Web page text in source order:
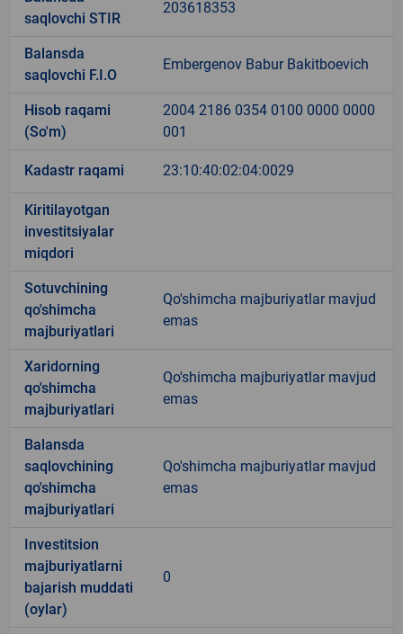
saqlovchi STIR
203618353
Balansda
saqlovchi F.I.O
Embergenov Babur Bakitboevich
Hisob raqami
(So'm)
2004 2186 0354 0100 0000 0000
001
Kadastr raqami 23:10:40:02:04:0029
Kiritilayotgan
investitsiyalar
miqdori
Sotuvchining
qo'shimcha
majburiyatlari
Qo'shimcha majburiyatlar mavjud
emas
Xaridorning
qo'shimcha
majburiyatlari
Qo'shimcha majburiyatlar mavjud
emas
Balansda
saqlovchining
qo'shimcha
majburiyatlari
Qo'shimcha majburiyatlar mavjud
emas
Investitsion
majburiyatlarni
bajarish muddati
(oylar)
0